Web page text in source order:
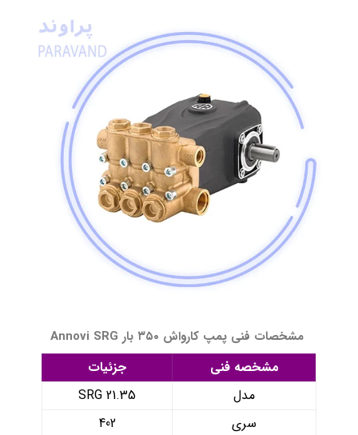
مشخصات فنی پمپ کارواش ۳۵۰ بار Annovi SRG
مشخصه فنی
جزئیات
مدل
SRG 21.35
سری
402